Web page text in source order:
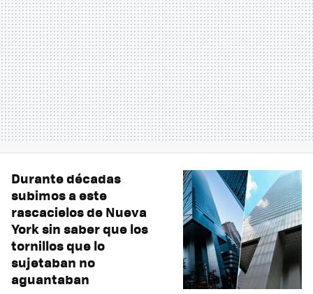
Durante décadas
subimos a este
rascacielos de Nueva
York sin saber que los
tornillos que lo
sujetaban no
aguantaban